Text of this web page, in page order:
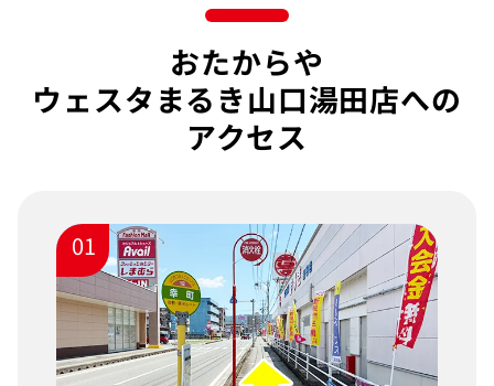
おたからや
ウェスタまるき山口湯田店への
アクセス
01